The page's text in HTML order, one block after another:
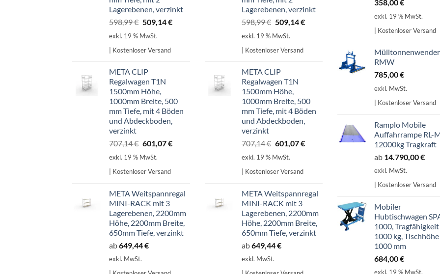
Lagerebenen, verzinkt
598,99€ Ursprünglicher
Preis
598,99 €
509,14€Aktueller
exkl. 19 % MwSt.
| Kostenloser Versand
META CLIP
Regalwagen T1N
1500mm Höhe,
1000mm Breite, 500
mm Tiefe, mit 4 Böden
und Abdeckboden,
verzinkt
707,14€ Ursprünglicher
Preis
707,14 €
601,07€Aktueller
exkl. 19 % MwSt.
| Kostenloser Versand
META Weitspannregal
MINI-RACK mit 3
Lagerebenen, 2200mm
Höhe, 2200mm Breite,
650mm Tiefe, verzinkt
ab649,44€
exkl. MwSt.
Lagerebenen, verzinkt
598,99€ Ursprünglicher
Preis
598,99 €
509,14€Aktueller
exkl. 19 % MwSt.
| Kostenloser Versand
META CLIP
Regalwagen T1N
1500mm Höhe,
1000mm Breite, 500
mm Tiefe, mit 4 Böden
und Abdeckboden,
verzinkt
707,14€ Ursprünglicher
Preis
707,14 €
601,07€Aktueller
exkl. 19 % MwSt.
| Kostenloser Versand
META Weitspannregal
MINI-RACK mit 3
Lagerebenen, 2200mm
Höhe, 2200mm Breite,
650mm Tiefe, verzinkt
ab649,44€
exkl. MwSt.
358,00€
exkl. 19 % MwSt.
| Kostenloser Versand
RMW
785,00€
exkl. MwSt.
| Kostenloser Versand
Ramplo Mobile
Auffahrrampe RL-
12000kg Tragkraft
ab 14.790,00€
exkl. MwSt.
| Kostenloser Versand
Mobiler
Hubtischwagen
1000, Tragfähigkeit
1000 kg, Tischhöhe
1000 mm
684,00€
exkl. 19 % MwSt.